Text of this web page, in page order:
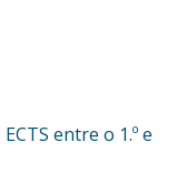
entre o 1.º e